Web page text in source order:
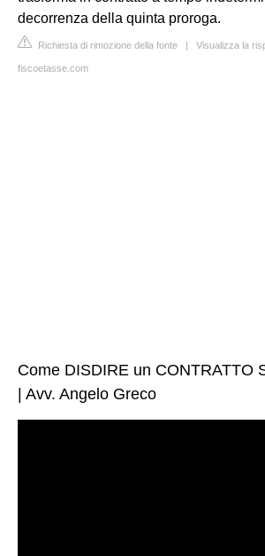
decorrenza della quinta proroga.
Richiesta di rimozione della fonte | Visualizza la
fiscoetasse.com
Come DISDIRE un CONTRATTO
| Avv. Angelo Greco